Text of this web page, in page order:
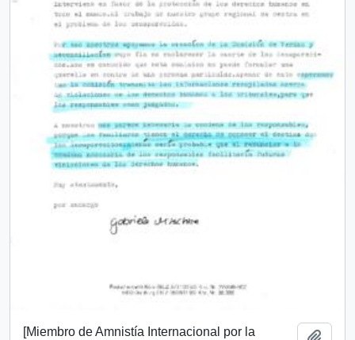
[Miembro de Amnistía Internacional por la